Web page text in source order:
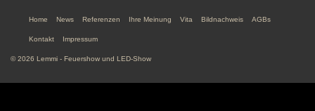
Home News Referenzen Ihre Meinung Vita Bildnachweis AGBs
Kontakt Impressum
© 2026 Lemmi - Feuershow und LED-Show